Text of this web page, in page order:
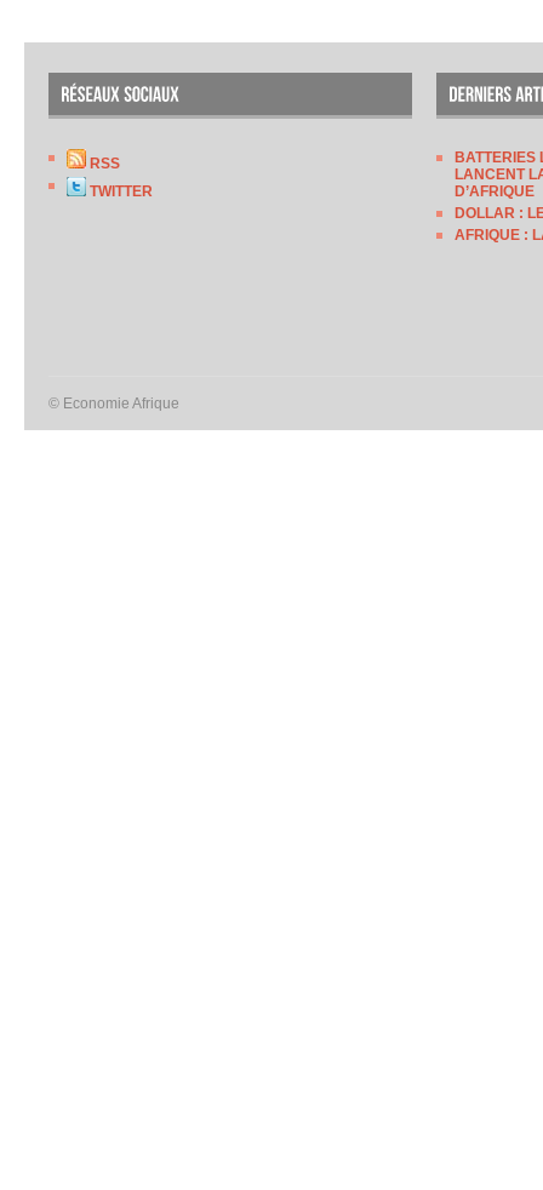
RSS
TWITTER
BATTERIES
LANCENT
D’AFRIQUE
DOLLAR :
AFRIQUE :
© Economie Afrique